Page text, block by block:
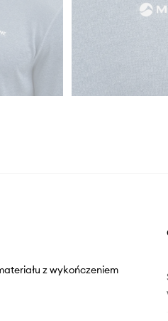
z wykończeniem